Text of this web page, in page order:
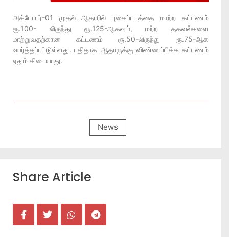
அக்டோபர்-01 முதல் ஆதாரில் புகைப்படத்தை மாற்ற கட்டணம்
ரூ.100- லிருந்து ரூ.125-ஆகவும், மற்ற தகவல்களை
மாற்றுவதற்கான கட்டணம் ரூ.50-லிருந்து ரூ.75-ஆக
உயர்த்தப்பட்டுள்ளது. புதிதாக ஆதாருக்கு விண்ணப்பிக்க கட்டணம்
ஏதும் கிடையாது.
News
Share Article